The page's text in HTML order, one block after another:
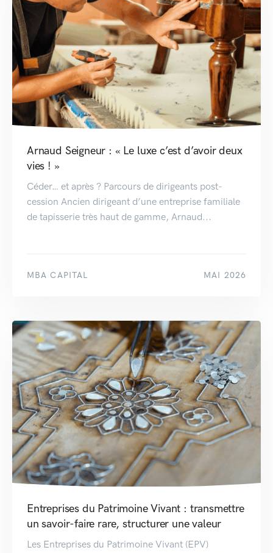
Arnaud Seigneur : « Le luxe c’est d’avoir deux
vies ! »
Céder… et après ? Parcours de dirigeants post-
cession Ancien dirigeant d’une entreprise familiale
de tapisserie très haut de gamme, Arnaud...
MBA CAPITAL MAI 2026
Entreprises du Patrimoine Vivant : transmettre
un savoir-faire rare, structurer une valeur
Les Entreprises du Patrimoine Vivant (EPV)